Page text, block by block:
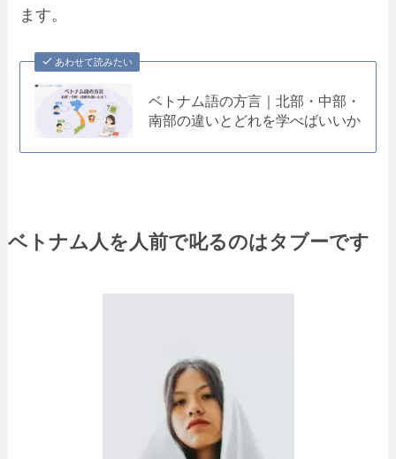
ます。
あわせて読みたい
ベトナム語の方言｜北部・中部・
南部の違いとどれを学べばいいか
ベトナム人を人前で叱るのはタブーです